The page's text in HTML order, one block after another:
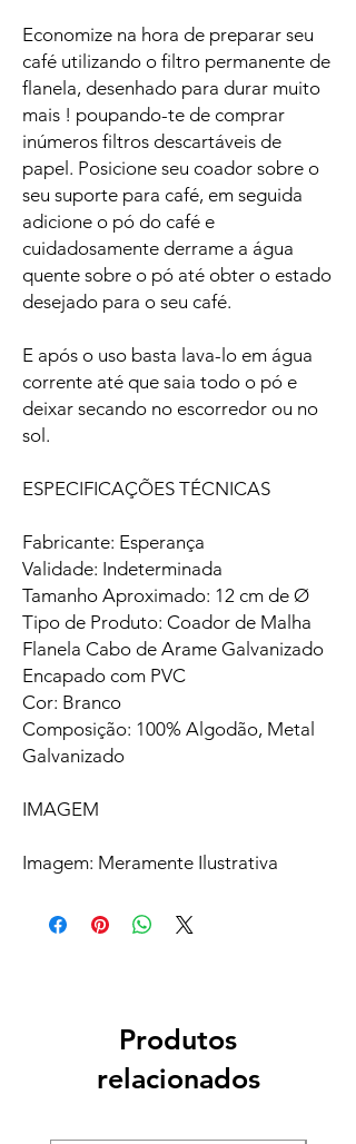
Economize na hora de preparar seu
café utilizando o filtro permanente de
flanela, desenhado para durar muito
mais ! poupando-te de comprar
inúmeros filtros descartáveis de
papel. Posicione seu coador sobre o
seu suporte para café, em seguida
adicione o pó do café e
cuidadosamente derrame a água
quente sobre o pó até obter o estado
desejado para o seu café.
E após o uso basta lava-lo em água
corrente até que saia todo o pó e
deixar secando no escorredor ou no
sol.
ESPECIFICAÇÕES TÉCNICAS
Fabricante: Esperança
Validade: Indeterminada
Tamanho Aproximado: 12 cm de Ø
Tipo de Produto: Coador de Malha
Flanela Cabo de Arame Galvanizado
Encapado com PVC
Cor: Branco
Composição: 100% Algodão, Metal
Galvanizado
IMAGEM
Imagem: Meramente Ilustrativa
Produtos
relacionados